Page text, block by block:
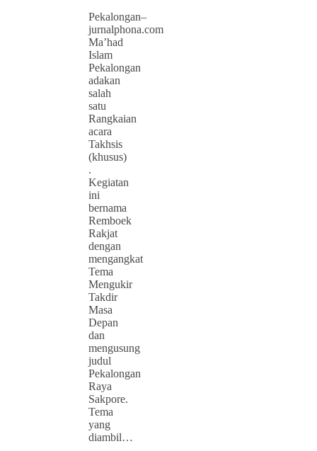
Pekalongan–
jurnalphona.com
Ma’had
Islam
Pekalongan
adakan
salah
satu
Rangkaian
acara
Takhsis
(khusus)
.
Kegiatan
ini
bernama
Remboek
Rakjat
dengan
mengangkat
Tema
Mengukir
Takdir
Masa
Depan
dan
mengusung
judul
Pekalongan
Raya
Sakpore.
Tema
yang
diambil…